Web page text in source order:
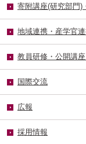
寄附講座(研究部門)
地域連携・産学官
教員研修・公開講
国際交流
広報
採用情報